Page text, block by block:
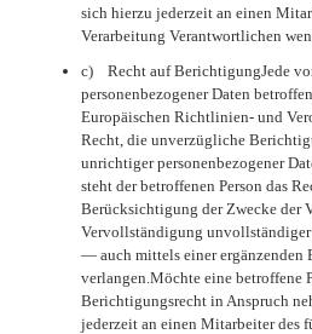
sich hierzu jederzeit an einen
Verarbeitung Verantwortlichen
c) Recht auf BerichtigungJede
personenbezogener Daten
Europäischen Richtlinien- und
Recht, die unverzügliche
unrichtiger personenbezogener
steht der betroffenen Person das
Berücksichtigung der Zwecke der
Vervollständigung unvollständiger
— auch mittels einer
verlangen.Möchte eine betroffene
Berichtigungsrecht in Anspruch
jederzeit an einen Mitarbeiter des